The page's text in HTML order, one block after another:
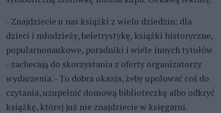
- Znajdziecie u nas książki z wielu dziedzin: dla
dzieci i młodzieży, beletrystykę, książki historyczne,
popularnonaukowe, poradniki i wiele innych tytułów
- zachecają do skorzystania z oferty organizatorzy
wydarzenia. - To dobra okazja, żeby upolować coś do
czytania, uzupełnić domową biblioteczkę albo odkryć
książkę, której już nie znajdziecie w księgarni.